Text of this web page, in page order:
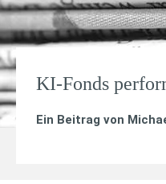
KI-Fonds
Ein Beitrag von